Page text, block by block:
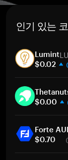
인기 있는
Lumint
$0.02
30일
시가총액$0.00
30일
시가총액
Forte
$0.70